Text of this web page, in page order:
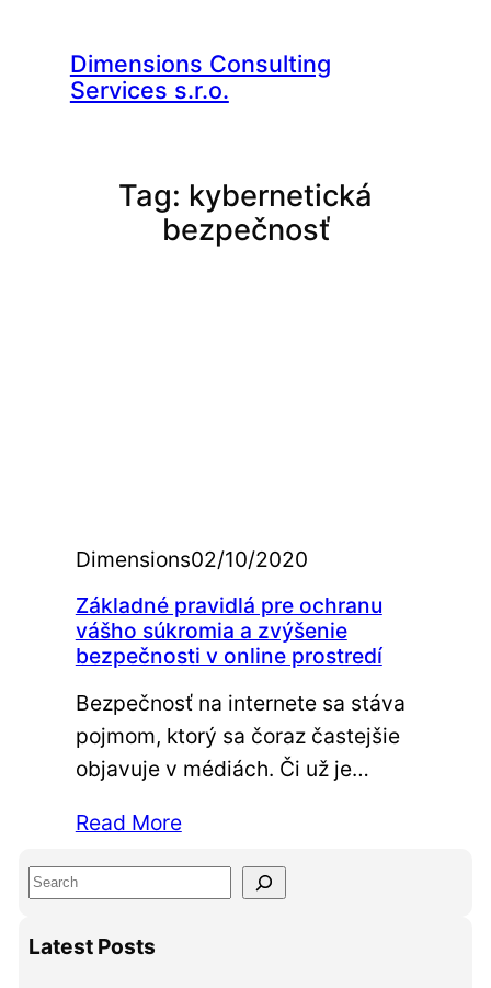
content
Dimensions Consulting
Services s.r.o.
Tag: kybernetická
bezpečnosť
Dimensions02/10/2020
Základné pravidlá pre ochranu
vášho súkromia a zvýšenie
bezpečnosti v online prostredí
Bezpečnosť na internete sa stáva
pojmom, ktorý sa čoraz častejšie
objavuje v médiách. Či už je…
Read More
S
a
Latest Posts